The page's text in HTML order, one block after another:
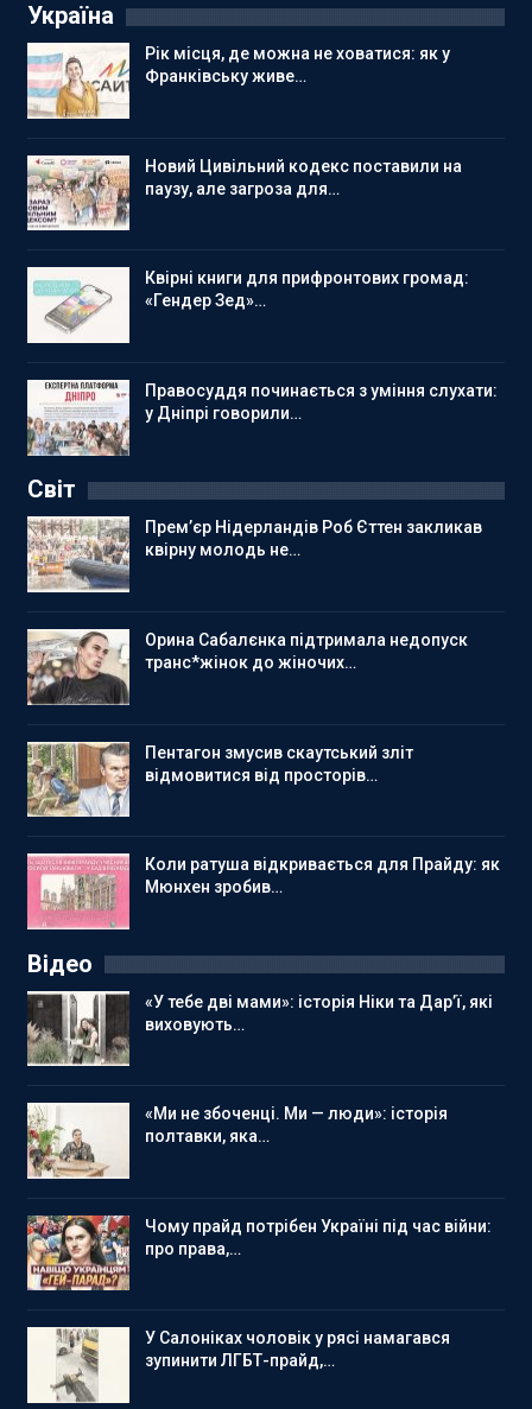
Україна
Рік місця, де можна не ховатися: як у
Франківську живе…
Новий Цивільний кодекс поставили на
паузу, але загроза для…
Квірні книги для прифронтових громад:
«Гендер Зед»…
Правосуддя починається з уміння слухати:
у Дніпрі говорили…
Світ
Прем’єр Нідерландів Роб Єттен закликав
квірну молодь не…
Орина Сабалєнка підтримала недопуск
транс*жінок до жіночих…
Пентагон змусив скаутський зліт
відмовитися від просторів…
Коли ратуша відкривається для Прайду: як
Мюнхен зробив…
Відео
«У тебе дві мами»: історія Ніки та Дар’ї, які
виховують…
«Ми не збоченці. Ми — люди»: історія
полтавки, яка…
Чому прайд потрібен Україні під час війни:
про права,…
У Салоніках чоловік у рясі намагався
зупинити ЛГБТ-прайд,…